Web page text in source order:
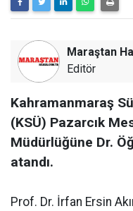
Maraştan
Editör
Kahramanmaraş
(KSÜ) Pazarcık
Müdürlüğüne Dr.
atandı.
Prof. Dr. İrfan Ersin